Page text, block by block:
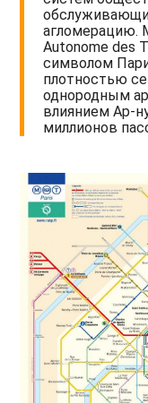
агломерацию.
Autonome des
символом
плотностью
однородным
влиянием Ар-
миллионов